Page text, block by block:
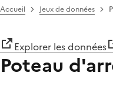
Accueil Jeux de données
Explorer les données
Poteau